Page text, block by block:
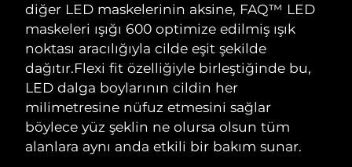
diğer LED maskelerinin aksine, FAQ™ LED
maskeleri ışığı 600 optimize edilmiş ışık
noktası aracılığıyla cilde eşit şekilde
dağıtır.Flexi fit özelliğiyle birleştiğinde bu,
LED dalga boylarının cildin her
milimetresine nüfuz etmesini sağlar
böylece yüz şeklin ne olursa olsun tüm
alanlara aynı anda etkili bir bakım sunar.